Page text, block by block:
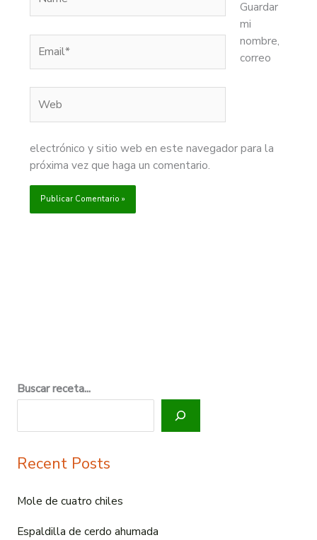
Buscar receta...
Recent Posts
Mole de cuatro chiles
Espaldilla de cerdo ahumada
Guardar
mi
nombre,
correo
electrónico y sitio web en este navegador para la
próxima vez que haga un comentario.